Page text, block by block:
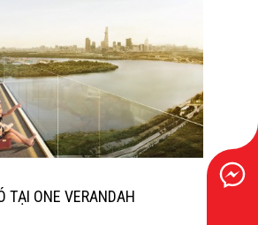
TẠI ONE VERANDAH